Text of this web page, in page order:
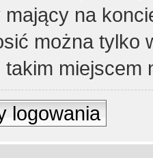
na
można tylko
miejscem
logowania